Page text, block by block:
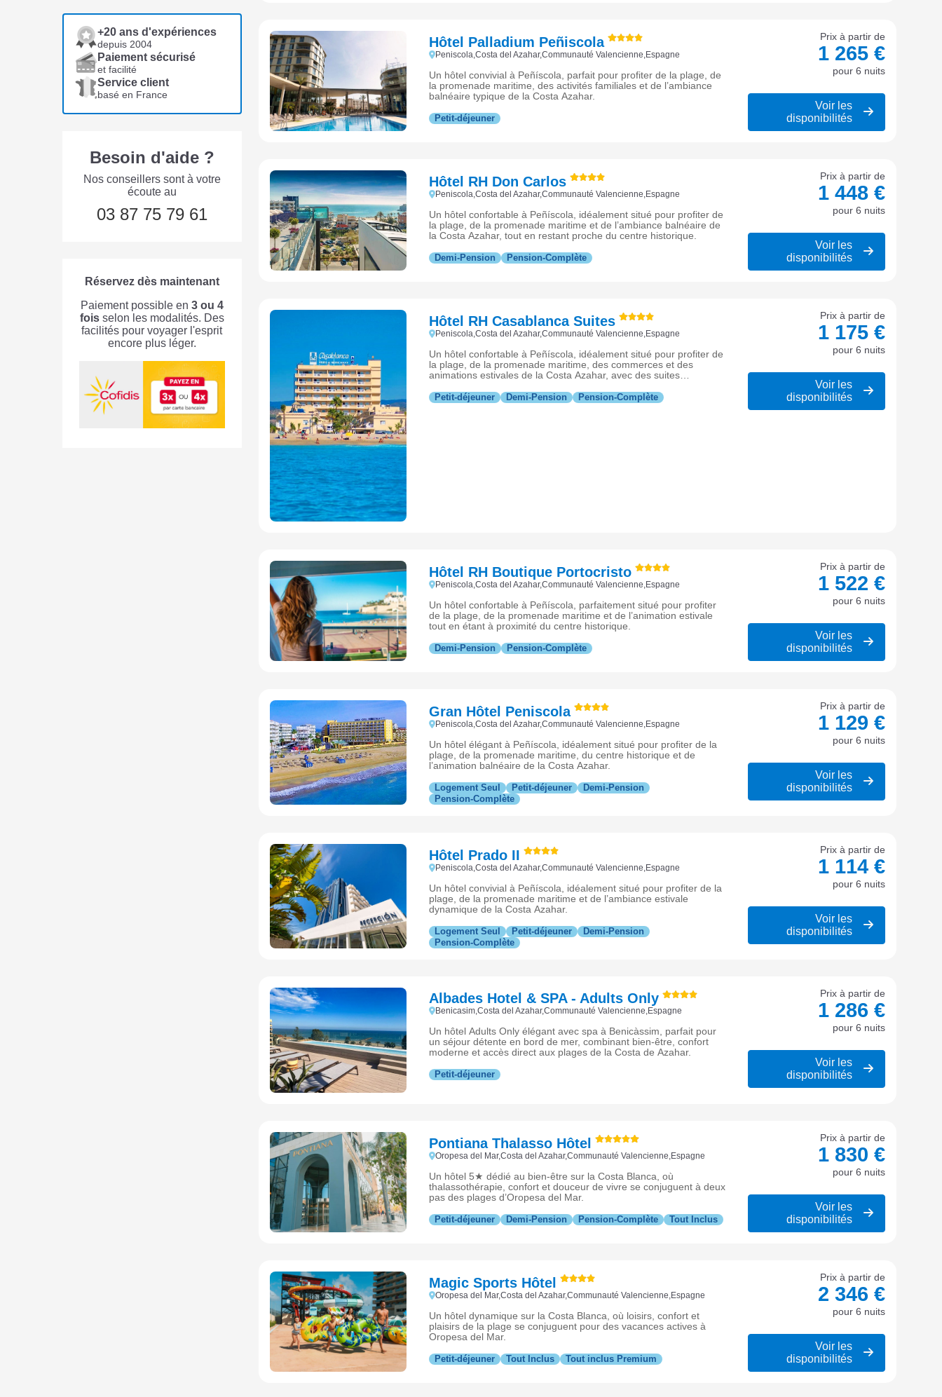
Hôtel Palladium Peñiscola
Peniscola,Costa del Azahar,Communauté Valencienne,Espagne
Un hôtel convivial à Peñíscola, parfait pour profiter de la plage, de
la promenade maritime, des activités familiales et de l’ambiance
balnéaire typique de la Costa Azahar.
Petit-déjeuner
Prix à partir de
1 265 €
pour 6 nuits
Voir les
disponibilités
Hôtel RH Don Carlos
Peniscola,Costa del Azahar,Communauté Valencienne,Espagne
Un hôtel confortable à Peñíscola, idéalement situé pour profiter de
la plage, de la promenade maritime et de l’ambiance balnéaire de
la Costa Azahar, tout en restant proche du centre historique.
Demi-Pension Pension-Complète
Prix à partir de
1 448 €
pour 6 nuits
Voir les
disponibilités
Hôtel RH Casablanca Suites
Peniscola,Costa del Azahar,Communauté Valencienne,Espagne
Un hôtel confortable à Peñíscola, idéalement situé pour profiter de
la plage, de la promenade maritime, des commerces et des
animations estivales de la Costa Azahar, avec des suites
Petit-déjeuner Demi-Pension Pension-Complète
Prix à partir de
1 175 €
pour 6 nuits
Voir les
disponibilités
Hôtel RH Boutique Portocristo
Peniscola,Costa del Azahar,Communauté Valencienne,Espagne
Un hôtel confortable à Peñíscola, parfaitement situé pour profiter
de la plage, de la promenade maritime et de l’animation estivale
tout en étant à proximité du centre historique.
Demi-Pension Pension-Complète
Prix à partir de
1 522 €
pour 6 nuits
Voir les
disponibilités
Gran Hôtel Peniscola
Peniscola,Costa del Azahar,Communauté Valencienne,Espagne
Un hôtel élégant à Peñíscola, idéalement situé pour profiter de la
plage, de la promenade maritime, du centre historique et de
l’animation balnéaire de la Costa Azahar.
Logement Seul Petit-déjeuner
Demi-Pension
Pension-Complète
Prix à partir de
1 129 €
pour 6 nuits
Voir les
disponibilités
Hôtel Prado II
Peniscola,Costa del Azahar,Communauté Valencienne,Espagne
Un hôtel convivial à Peñíscola, idéalement situé pour profiter de la
plage, de la promenade maritime et de l’ambiance estivale
dynamique de la Costa Azahar.
Logement Seul Petit-déjeuner
Demi-Pension
Pension-Complète
Prix à partir de
1 114 €
pour 6 nuits
Voir les
disponibilités
Albades Hotel & SPA - Adults Only
Benicasim,Costa del Azahar,Communauté Valencienne,Espagne
Un hôtel Adults Only élégant avec spa à Benicàssim, parfait pour
un séjour détente en bord de mer, combinant bien-être, confort
moderne et accès direct aux plages de la Costa de Azahar.
Petit-déjeuner
Prix à partir de
1 286 €
pour 6 nuits
Voir les
disponibilités
Pontiana Thalasso Hôtel
Oropesa del Mar,Costa del Azahar,Communauté Valencienne,Espagne
Un hôtel 5★ dédié au bien-être sur la Costa Blanca, où
thalassothérapie, confort et douceur de vivre se conjuguent à deux
pas des plages d’Oropesa del Mar.
Petit-déjeuner Demi-Pension Pension-Complète Tout Inclus
Prix à partir de
1 830 €
pour 6 nuits
Voir les
disponibilités
Magic Sports Hôtel
Oropesa del Mar,Costa del Azahar,Communauté Valencienne,Espagne
Un hôtel dynamique sur la Costa Blanca, où loisirs, confort et
plaisirs de la plage se conjuguent pour des vacances actives à
Oropesa del Mar.
Petit-déjeuner Tout Inclus Tout inclus Premium
Prix à partir de
2 346 €
pour 6 nuits
Voir les
disponibilités
+20 ans d'expériences
depuis 2004
Paiement sécurisé
et facilité
Service client
basé en France
Besoin d'aide ?
Nos conseillers sont à votre
écoute au
03 87 75 79 61
Réservez dès maintenant
Paiement possible en 3 ou 4
fois selon les modalités. Des
facilités pour voyager l'esprit
encore plus léger.